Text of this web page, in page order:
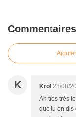
Commentaires
K Krol 28/08/
Ah très très
que tu en dis